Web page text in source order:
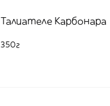
Талиателе Карбонара
350г